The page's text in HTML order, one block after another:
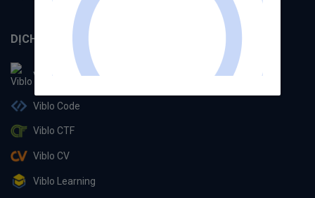
DỊCH VỤ
Viblo
Viblo Code
Viblo CTF
Viblo CV
Viblo Learning